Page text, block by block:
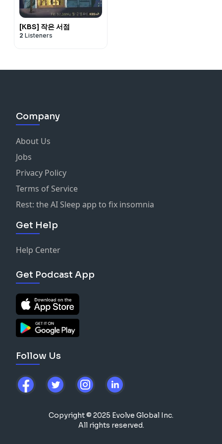
[KBS] 작은 서점
2 Listeners
Company
About Us
Jobs
Privacy Policy
Terms of Service
Rest: the AI Sleep app to fix insomnia
Get Help
Help Center
Get Podcast App
Follow Us
Copyright © 2025 Evolve Global Inc.
All rights reserved.